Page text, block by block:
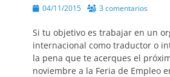
Publicado
04/11/2015 3 comentarios
Si tu objetivo es trabajar en un
internacional como traductor o
la pena que te acerques el
noviembre a la Feria de Empleo